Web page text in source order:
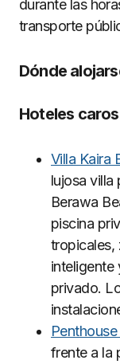
durante las
transporte
Dónde
Hoteles caros
Villa Kaira
lujosa villa
Berawa
piscina
tropicales,
inteligente
privado.
frente a la